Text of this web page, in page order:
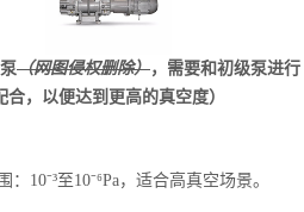
（网图侵权删除），需要和初级泵进行
合，以便达到更高的真空度）
：10⁻³至10⁻⁶Pa，适合高真空场景。